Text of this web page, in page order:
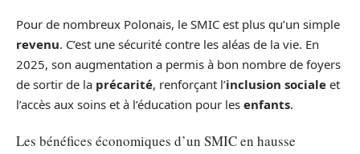
Pour de nombreux Polonais, le SMIC est plus qu’un simple
revenu. C’est une sécurité contre les aléas de la vie. En
2025, son augmentation a permis à bon nombre de foyers
de sortir de la précarité, renforçant l’inclusion sociale et
l’accès aux soins et à l’éducation pour les enfants.
Les bénéfices économiques d’un SMIC en hausse